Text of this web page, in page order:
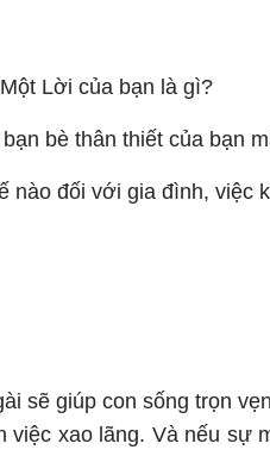
Lời của bạn là gì?
bè thân thiết của bạn
nào đối với gia đình, việc
sẽ giúp con sống trọn
xao lãng. Và nếu sự